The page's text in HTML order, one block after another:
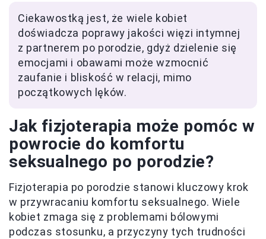
Ciekawostką jest, że wiele kobiet
doświadcza poprawy jakości więzi intymnej
z partnerem po porodzie, gdyż dzielenie się
emocjami i obawami może wzmocnić
zaufanie i bliskość w relacji, mimo
początkowych lęków.
Jak fizjoterapia może pomóc w
powrocie do komfortu
seksualnego po porodzie?
Fizjoterapia po porodzie stanowi kluczowy krok
w przywracaniu komfortu seksualnego. Wiele
kobiet zmaga się z problemami bólowymi
podczas stosunku, a przyczyny tych trudności